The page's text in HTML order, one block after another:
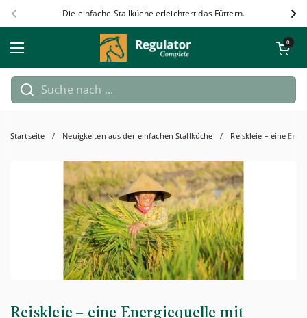
Zurück
Die einfache Stallküche erleichtert das Füttern.
Menü öffnen
Warenkorb
0
Startseite / Neuigkeiten aus der einfachen Stallküche / Reiskleie – eine
Reiskleie – eine Energiequelle mit